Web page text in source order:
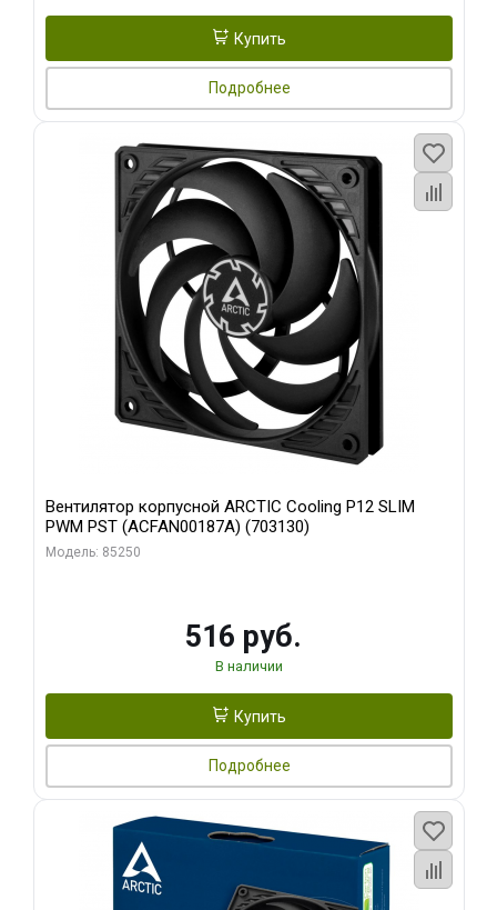
Купить
Подробнее
Вентилятор корпусной ARCTIC Cooling P12 SLIM
PWM PST (ACFAN00187A) (703130)
Модель: 85250
516 руб.
В наличии
Купить
Подробнее